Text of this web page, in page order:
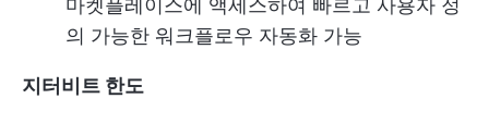
마켓플레이스에 액세스하여 빠르고 사용자 정
의 가능한 워크플로우 자동화 가능
지터비트 한도